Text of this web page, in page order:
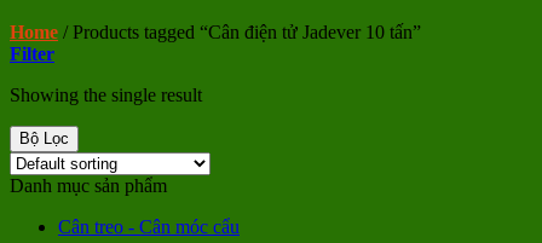
Home /Products tagged “Cân điện tử Jadever 10 tấn”
Filter
Showing the single result
Bộ Lọc
Danh mục sản phẩm
Cân treo - Cân móc cẩu